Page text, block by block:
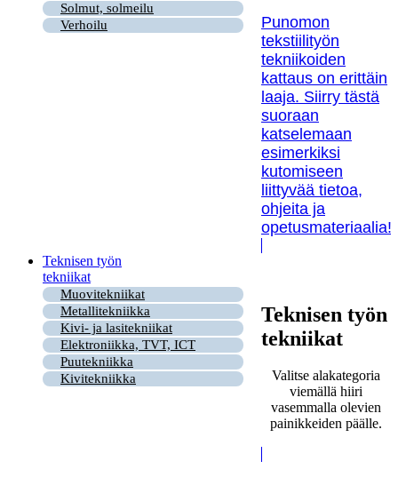
Solmut, solmeilu
Verhoilu
Punomon
tekstiilityön
tekniikoiden
kattaus on erittäin
laaja. Siirry tästä
suoraan
katselemaan
esimerkiksi
kutomiseen
liittyvää tietoa,
ohjeita ja
opetusmateriaalia!
Teknisen työn
tekniikat
Muovitekniikat
Metallitekniikka
Kivi- ja lasitekniikat
Elektroniikka, TVT, ICT
Puutekniikka
Kivitekniikka
Teknisen työn
tekniikat
Valitse alakategoria
viemällä hiiri
vasemmalla olevien
painikkeiden päälle.